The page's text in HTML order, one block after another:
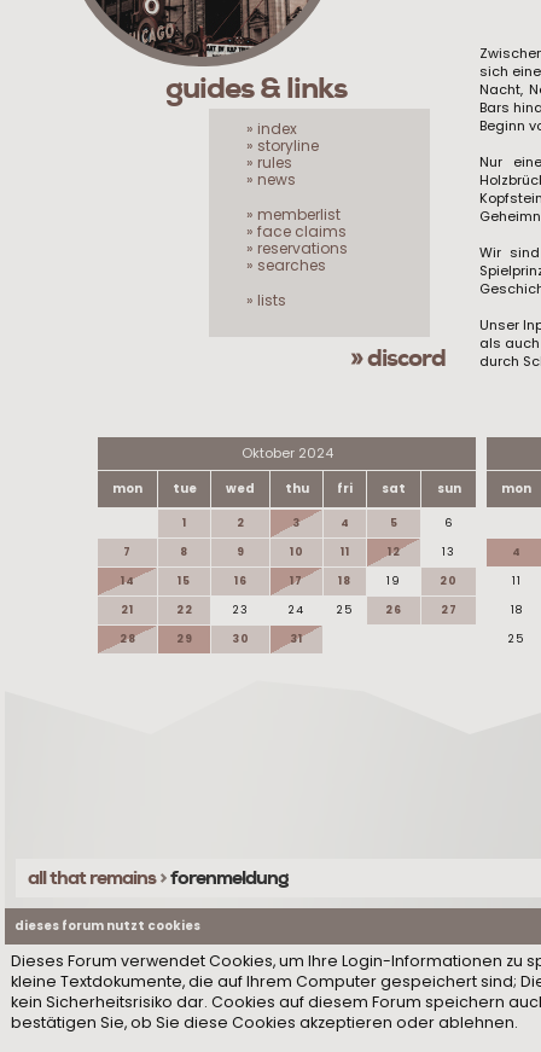
sich
Nacht,
Bars
Beginn
Nur
Wir
Unser
als
durch
guides & links
» index
» storyline
» rules
» news
» memberlist
» face claims
» reservations
» searches
» lists
» discord
Oktober 2024
mon tue wed thu fri sat sun
1 2 3 4 5
6
7
8 9 10 11 12
13
14
15 16 17 18 19
20
21
22 23 24 25 26
27
28
29 30 31
mon
4
11
18
25
all that remains>forenmeldung
dieses forum nutzt cookies
Dieses Forum verwendet Cookies, um Ihre Login-Informationen zu
kleine Textdokumente, die auf Ihrem Computer gespeichert sind;
kein Sicherheitsrisiko dar. Cookies auf diesem Forum speichern
bestätigen Sie, ob Sie diese Cookies akzeptieren oder ablehnen.